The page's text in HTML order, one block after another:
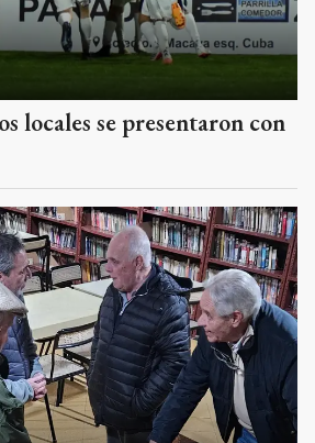
locales se presentaron con